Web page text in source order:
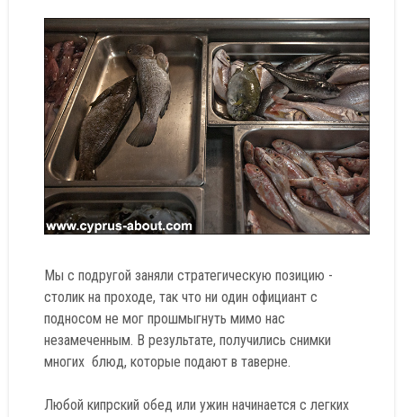
Мы с подругой заняли стратегическую позицию -
столик на проходе, так что ни один официант с
подносом не мог прошмыгнуть мимо нас
незамеченным. В результате, получились снимки
многих блюд, которые подают в таверне.
Любой кипрский обед или ужин начинается c легких